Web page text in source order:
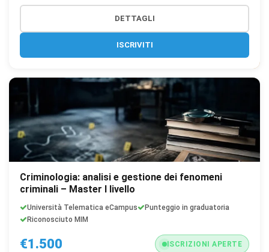
DETTAGLI
ISCRIVITI
Criminologia: analisi e gestione dei fenomeni
criminali – Master I livello
Università Telematica eCampus
Punteggio in graduatoria
Riconosciuto MIM
€1.500 ISCRIZIONI APERTE